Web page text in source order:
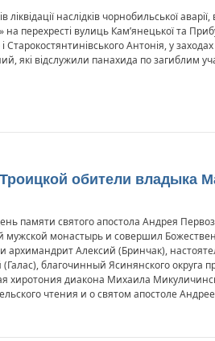
наслідків чорнобильської
перехресті вулиць Кам’янецької та
Антонія, у
які відслужили панахида по загиблим
обители владыка
памяти святого апостола Андрея
монастырь и совершил
Алексий (Бринчак),
благочинный Ясинянского
хиротония диакона Михаила
чтения и о святом апостоле